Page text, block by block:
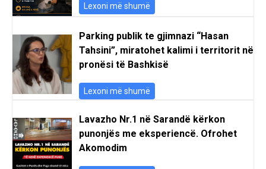
Lexoni më shumë
Parking publik te gjimnazi “Hasan
Tahsini”, miratohet kalimi i territorit në
pronësi të Bashkisë
Lexoni më shumë
Lavazho Nr.1 në Sarandë kërkon
punonjës me eksperiencë. Ofrohet
Akomodim